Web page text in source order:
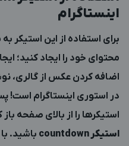
اینستاگرام
برای استفاده از این استیکر
محتوای خود را ایجاد کنید؛
اضافه کردن عکس از گالری،
در استوری اینستاگرام
استیکرها را از بالای صفحه
استیکر countdown باشید.